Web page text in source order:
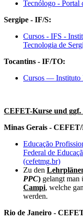
Tecnólogo - Portal
Sergipe - IF/S:
Cursos - IFS -
Tecnologia de
Tocantins - IF/TO:
Cursos — Instituto
CEFET-Kurse und
Minas Gerais -
Educação
Federal de
(cefetmg.br)
Zu den
PPC) gelangt man
Campi, welche
werden.
Rio de Janeiro -